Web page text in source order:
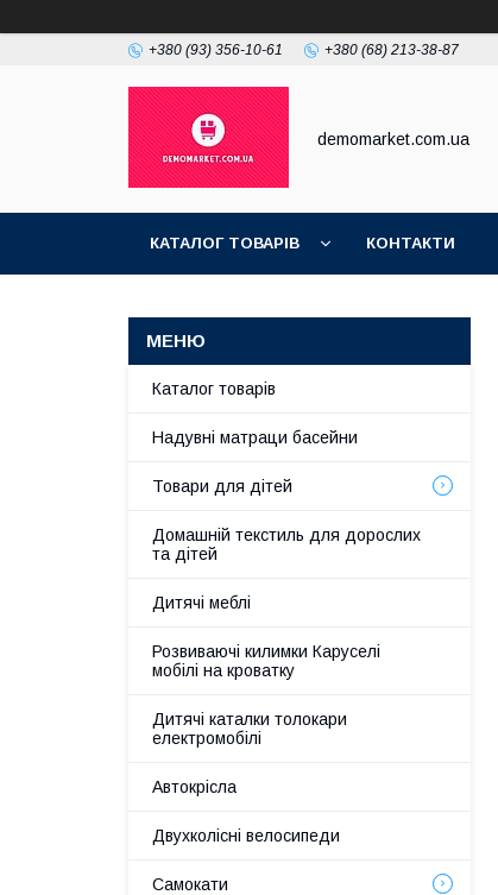
+380 (93) 356-10-61 +380 (68) 213-38-87
demomarket.com.ua
КАТАЛОГ ТОВАРІВ КОНТАКТИ
Каталог товарів
Надувні матраци басейни
Товари для дітей
Домашній текстиль для дорослих
та дітей
Дитячі меблі
Розвиваючі килимки Каруселі
мобілі на кроватку
Дитячі каталки толокари
електромобілі
Автокрісла
Двухколісні велосипеди
Самокати